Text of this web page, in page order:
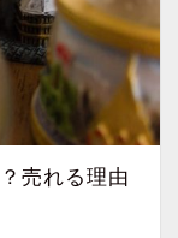
売れる理由